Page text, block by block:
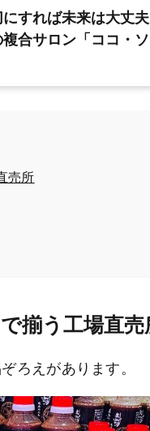
すれば未来は大丈
合サロン「ココ・ソ
売所
揃う工場直売
ろえがあります。